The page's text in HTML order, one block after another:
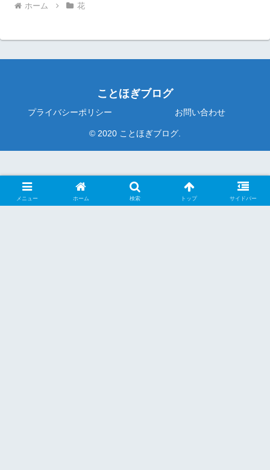
ホーム 花
ことほぎブログ
プライバシーポリシー お問い合わせ
© 2020 ことほぎブログ.
メニュー ホーム 検索 トップ サイドバー